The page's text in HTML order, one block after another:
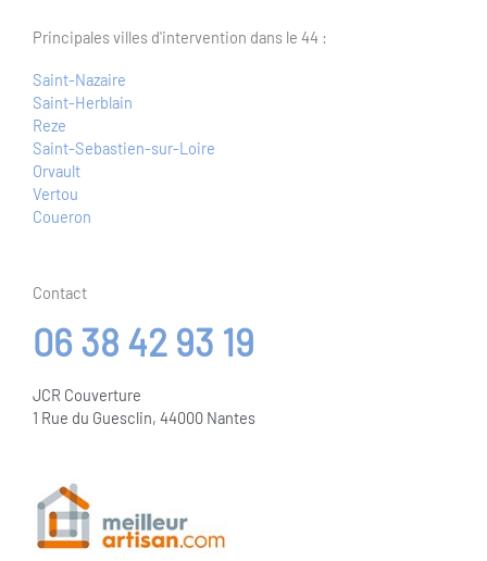
Principales villes d'intervention dans le 44 :
Saint-Nazaire
Saint-Herblain
Reze
Saint-Sebastien-sur-Loire
Orvault
Vertou
Coueron
Contact
06 38 42 93 19
JCR Couverture
1 Rue du Guesclin, 44000 Nantes